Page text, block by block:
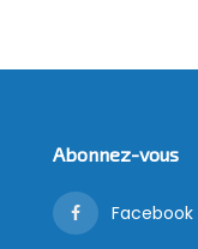
Abonnez-vous
Facebook